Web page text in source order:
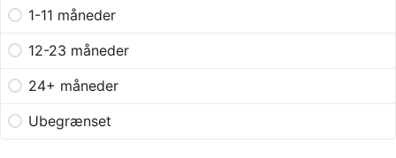
1-11 måneder
12-23 måneder
24+ måneder
Ubegrænset